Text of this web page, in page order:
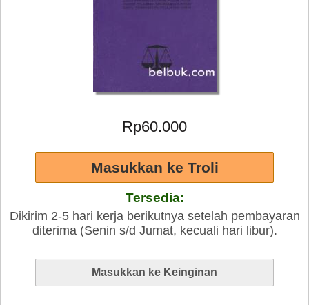
Rp60.000
Tersedia:
Dikirim 2-5 hari kerja berikutnya setelah pembayaran
diterima (Senin s/d Jumat, kecuali hari libur).